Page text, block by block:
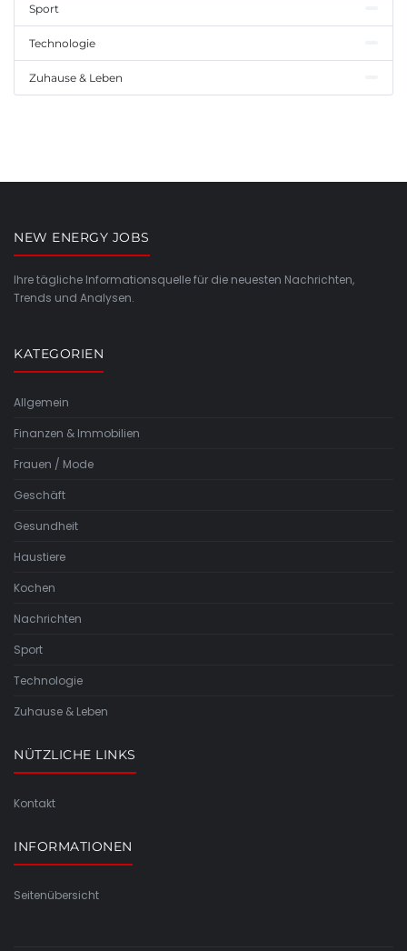
Sport
Technologie
Zuhause & Leben
NEW ENERGY JOBS
Ihre tägliche Informationsquelle für die neuesten Nachrichten,
Trends und Analysen.
KATEGORIEN
Allgemein
Finanzen & Immobilien
Frauen / Mode
Geschäft
Gesundheit
Haustiere
Kochen
Nachrichten
Sport
Technologie
Zuhause & Leben
NÜTZLICHE LINKS
Kontakt
INFORMATIONEN
Seitenübersicht